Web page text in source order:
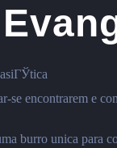
se encontrarem e
burro unica para